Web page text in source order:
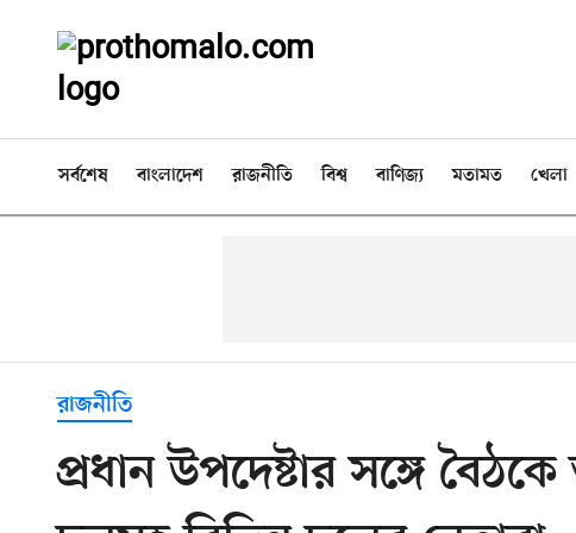
সর্বশেষ বাংলাদেশ রাজনীতি বিশ্ব বাণিজ্য মতামত খেলা
রাজনীতি
প্রধান উপদেষ্টার সঙ্গে